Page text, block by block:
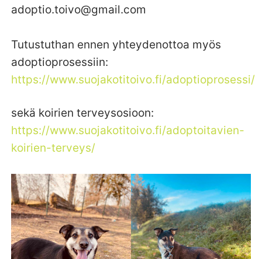
adoptio.toivo@gmail.com
Tutustuthan ennen yhteydenottoa myös
adoptioprosessiin:
https://www.suojakotitoivo.fi/adoptioprosessi/
sekä koirien terveysosioon:
https://www.suojakotitoivo.fi/adoptoitavien-
koirien-terveys/